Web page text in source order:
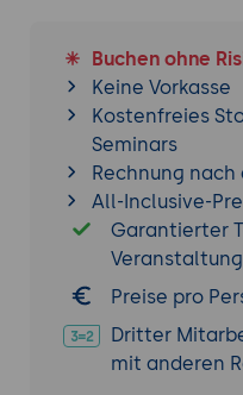
Buchen ohne
Keine Vorkasse
Kostenfreies
Seminars
Rechnung
All-Inclusive-
Garantierter
Preise pro
Dritter
mit anderen